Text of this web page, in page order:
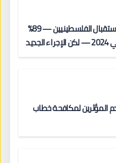
بلجيكا: الأولى أوروبياً في استقبال الفلسطينيين — 89%
قبول لغزة و5,332 طلباً في 2024 — لكن الإجراء الجديد
المؤثرين لمكافحة خطاب